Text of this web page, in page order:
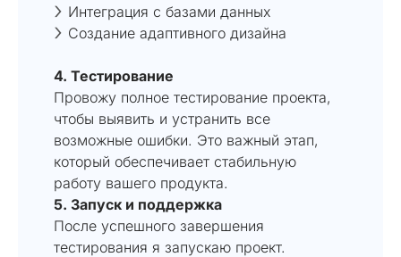
Интеграция с базами данных
Создание адаптивного дизайна
4. Тестирование
Провожу полное тестирование проекта,
чтобы выявить и устранить все
возможные ошибки. Это важный этап,
который обеспечивает стабильную
работу вашего продукта.
5. Запуск и поддержка
После успешного завершения
тестирования я запускаю проект.